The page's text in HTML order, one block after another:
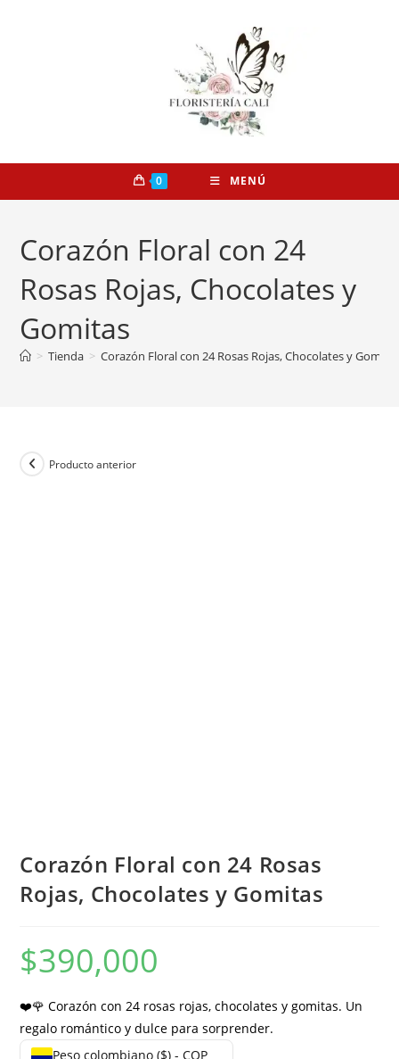
0 MENÚ
Corazón Floral con 24
Rosas Rojas, Chocolates y
Gomitas
> Tienda > Corazón Floral con 24 Rosas Rojas, Chocolates y
Producto anterior
Corazón Floral con 24 Rosas
Rojas, Chocolates y Gomitas
$390,000
❤️🌹 Corazón con 24 rosas rojas, chocolates y gomitas. Un
regalo romántico y dulce para sorprender.
Peso colombiano ($) - COP